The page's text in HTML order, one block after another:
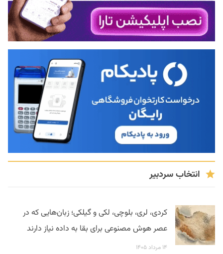
انتخاب سردبیر
کردی، لری، بلوچی، لکی و گیلکی؛ زبان‌هایی که در
عصر هوش مصنوعی برای بقا به داده نیاز دارند
۱۴ مرداد ۱۴۰۵